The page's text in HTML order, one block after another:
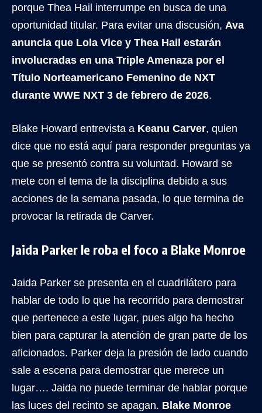
porque Thea Hail interrumpe en busca de una
oportunidad titular. Para evitar una discusión, Ava
anuncia que Lola Vice y Thea Hail estarán
involucradas en una Triple Amenaza por el
Título Norteamericano Femenino de NXT
durante WWE NXT 3 de febrero de 2026.
Blake Howard entrevista a Keanu Carver, quien
dice que no está aquí para responder preguntas ya
que se presentó contra su voluntad. Howard se
mete con el tema de la disciplina debido a sus
acciones de la semana pasada, lo que termina de
provocar la retirada de Carver.
Jaida Parker le roba el foco a Blake Monroe
Jaida Parker se presenta en el cuadrilátero para
hablar de todo lo que ha recorrido para demostrar
que pertenece a este lugar, pues algo ha hecho
bien para capturar la atención de gran parte de los
aficionados. Parker deja la presión de lado cuando
sale a escena para demostrar que merece un
lugar…. Jaida no puede terminar de hablar porque
las luces del recinto se apagan. Blake Monroe